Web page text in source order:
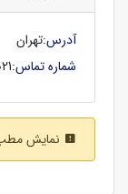
آدرس:تهران
شماره تماس:
نمایش